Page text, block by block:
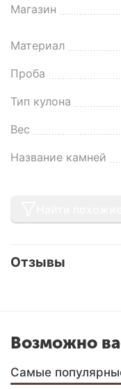
Магазин
Материал
Проба
Тип кулона
Вес
Название камней
Отзывы
Возможно
Самые